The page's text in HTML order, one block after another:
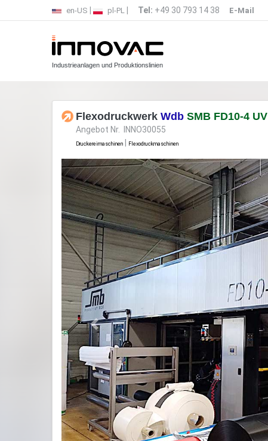
en-US pl-PL Tel: +49 30 793 14 38 E-Mail
Industrieanlagen und Produktionslinien
Flexodruckwerk Wdb SMB FD10-4 UV
Angebot Nr. INNO30055
Druckereimaschinen Flexodruckmaschinen
Previous